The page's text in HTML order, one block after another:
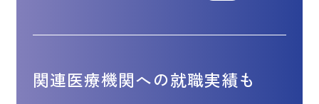
関連医療機関への就職実績も